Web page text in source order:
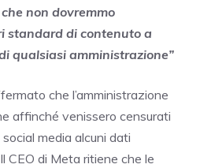
non dovremmo
standard di contenuto a
qualsiasi amministrazione”
che l’amministrazione
affinché venissero censurati
media alcuni dati
Il CEO di Meta ritiene che le